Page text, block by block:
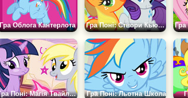
Гра Облога Кантерлота Гра Поні: Створи Кьютімарку Гра
Гра Поні: Магія Твайлайт Спаркл Гра Поні: Льотна Школа